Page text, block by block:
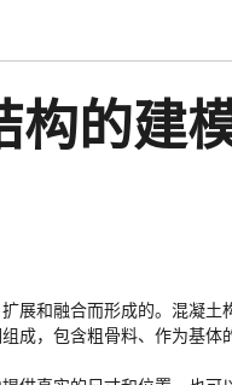
构的建
展和融合而形成的。混凝
成，包含粗骨料、作为基体